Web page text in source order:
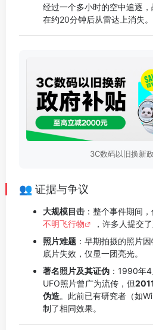
经过一个多小时的空中追逐
在约20分钟后从雷达上消失。
3C数码以旧换新
👥 证据与争议
大规模目击 ：整个事件期间
不明飞行物
，许多人提交
照片难题 ：早期拍摄的照片
底片失效，仅显一团亮光。
著名照片及其证伪 ：1990年
UFO照片曾广为流传，但
伪造。此前已有研究者（如
制了相同效果。